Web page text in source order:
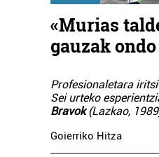
«Murias
gauzak
Profesionaletara
Sei urteko
Bravok(Lazkao,
Goierriko Hitza